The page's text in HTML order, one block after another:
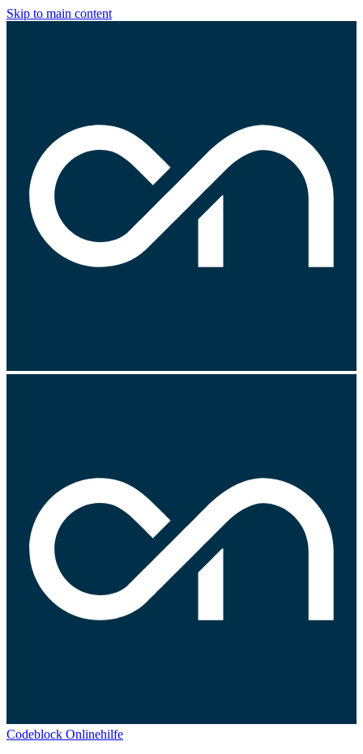
Skip to main content
Codeblock Onlinehilfe